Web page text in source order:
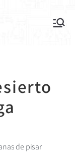
de pisar